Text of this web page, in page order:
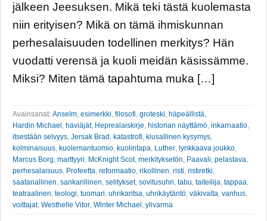
jälkeen Jeesuksen. Mikä teki tästä kuolemasta
niin erityisen? Mikä on tämä ihmiskunnan
perhesalaisuuden todellinen merkitys? Hän
vuodatti verensä ja kuoli meidän käsissämme.
Miksi? Miten tämä tapahtuma muka […]
Avainsanat: Anselm esimerkki filosofi groteski häpeällistä
Hardin Michael häviäjät, Heprealaiskirje historian näyttämö inkarnaatio
itsestään selvyys Jersak Brad katastrofi kiusallinen kysymys
kolminaisuus kuolemantuomio kuolintapa Luther lynkkaava joukko
Marcus Borg marttyyri McKnight Scot, merkityksetön Paavali pelastava
perhesalaisuus Profeetta reformaatio rikollinen risti ristiretki
saatanallinen sankarillinen selitykset, sovitusuhri tabu taiteilija tappaa
teatraalinen teologi tuomari uhrikaritsa uhrikäytäntö väkivalta vanhus
voittajat, Westhelle Vitor Winter Michael ylivarma